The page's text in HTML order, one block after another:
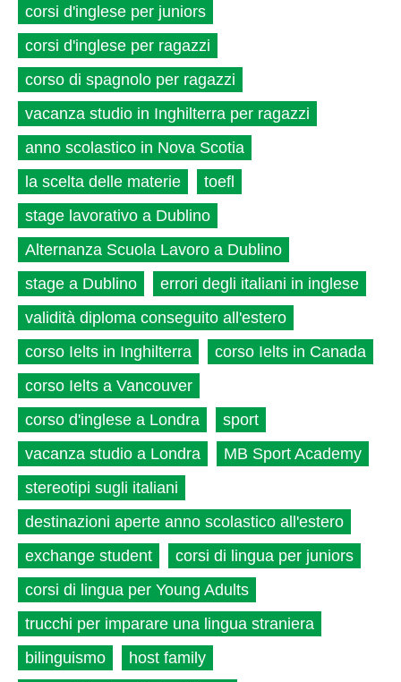
corsi d'inglese per juniors
corsi d'inglese per ragazzi
corso di spagnolo per ragazzi
vacanza studio in Inghilterra per ragazzi
anno scolastico in Nova Scotia
la scelta delle materie
toefl
stage lavorativo a Dublino
Alternanza Scuola Lavoro a Dublino
stage a Dublino
errori degli italiani in inglese
validità diploma conseguito all'estero
corso Ielts in Inghilterra
corso Ielts in Canada
corso Ielts a Vancouver
corso d'inglese a Londra
sport
vacanza studio a Londra
MB Sport Academy
stereotipi sugli italiani
destinazioni aperte anno scolastico all'estero
exchange student
corsi di lingua per juniors
corsi di lingua per Young Adults
trucchi per imparare una lingua straniera
bilinguismo
host family